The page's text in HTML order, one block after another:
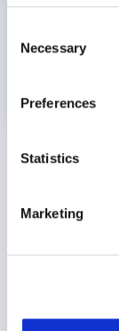
Selection
Necessary
Preferences
Statistics
Marketing
20 julio 2026